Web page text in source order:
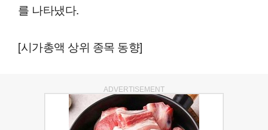
를 나타냈다.
[시가총액 상위 종목 동향]
ADVERTISEMENT